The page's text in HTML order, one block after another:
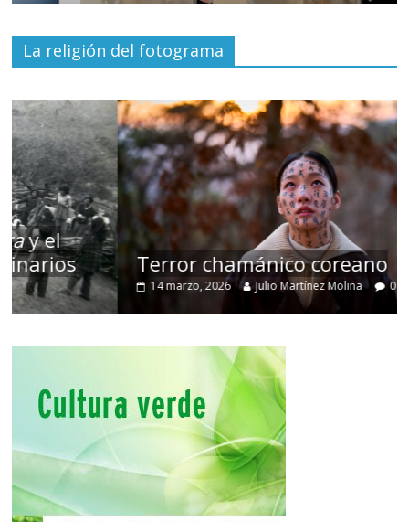
La religión del fotograma
Terror chamánico coreano
14 marzo, 2026 Julio Martínez Molina 0